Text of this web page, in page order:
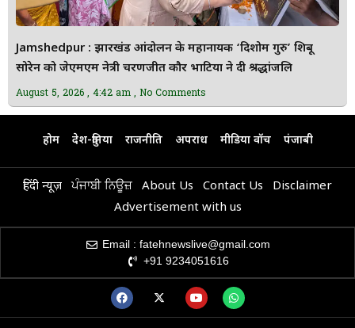
Jamshedpur : झारखंड आंदोलन के महानायक ‘दिशोम गुरु’ शिबू
सोरेन को जेएमएम नेत्री चरणजीत कौर भाटिया ने दी श्रद्धांजलि
August 5, 2026 4:42 am No Comments
होम देश-दुनिया राजनीति अपराध मीडिया वॉच पंजाबी
हिंदी न्यूज़ ਪੰਜਾਬੀ ਨਿਊਜ਼ About Us Contact Us
Disclaimer
Advertisement with us
Email : fatehnewslive@gmail.com
+91 9234051616